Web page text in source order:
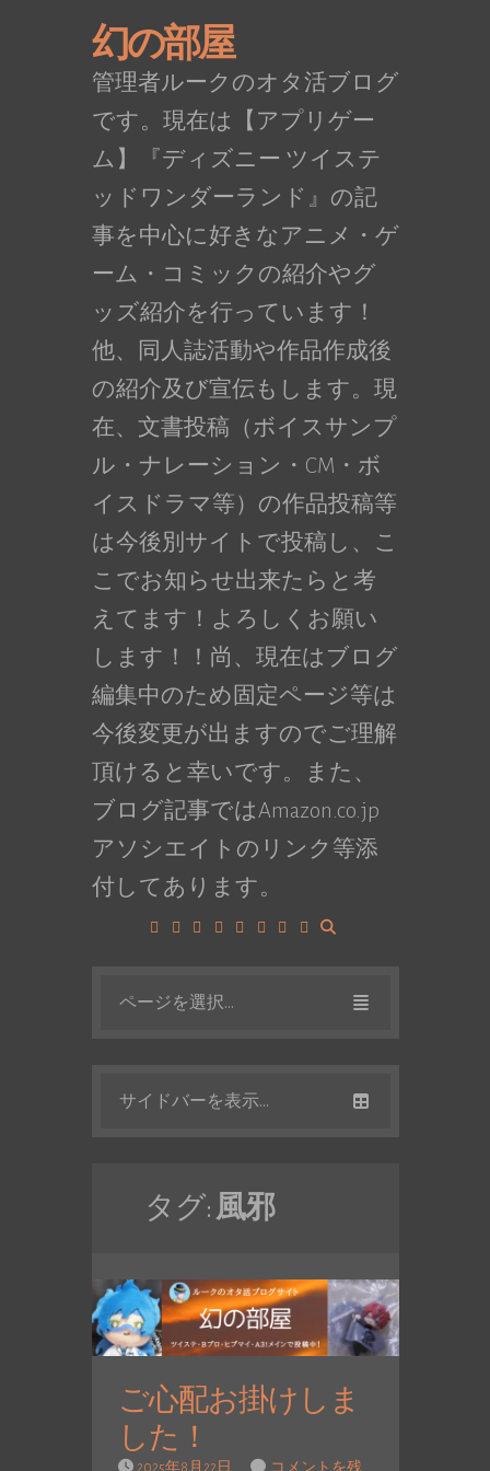
幻の部屋
管理者ルークのオタ活ブログ
です。現在は【アプリゲー
ム】『ディズニー ツイステ
ッドワンダーランド』の記
事を中心に好きなアニメ・ゲ
ーム・コミックの紹介やグ
ッズ紹介を行っています！
他、同人誌活動や作品作成後
の紹介及び宣伝もします。現
在、文書投稿（ボイスサンプ
ル・ナレーション・CM・ボ
イスドラマ等）の作品投稿等
は今後別サイトで投稿し、こ
こでお知らせ出来たらと考
えてます！よろしくお願い
します！！尚、現在はブログ
編集中のため固定ページ等は
今後変更が出ますのでご理解
頂けると幸いです。また、
ブログ記事ではAmazon.co.jp
アソシエイトのリンク等添
付してあります。
ページを選択...
サイドバーを表示...
タグ: 風邪
ご心配お掛けしま
した！